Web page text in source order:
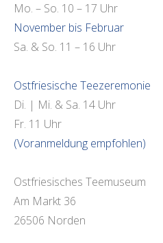
Mo. – So. 10 – 17 Uhr
November bis Februar
Sa. & So. 11 – 16 Uhr
Ostfriesische Teezeremonie
Di. | Mi. & Sa. 14 Uhr
Fr. 11 Uhr
(Voranmeldung empfohlen)
Ostfriesisches Teemuseum
Am Markt 36
26506 Norden